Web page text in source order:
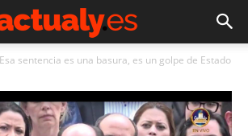
sentencia es una basura, es un golpe de Estado